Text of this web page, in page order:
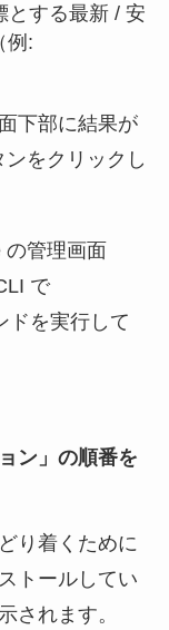
とする最新 / 安
例:
下部に結果が
をクリックし
の管理画面
で
ドを実行して
ン」の順番を
り着くために
トールしてい
されます。